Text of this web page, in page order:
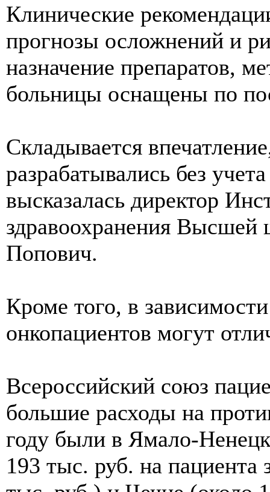
Клинические
прогнозы осложнений и
назначение препаратов,
больницы оснащены по
Складывается
разрабатывались без
высказалась директор
здравоохранения
Попович.
Кроме того, в
онкопациентов могут
Всероссийский союз
большие расходы на
году были в Ямало-
193 тыс. руб. на пациента